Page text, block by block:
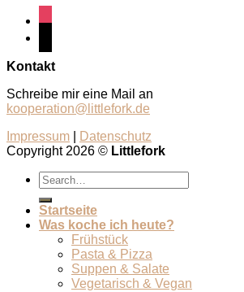
Kontakt
Schreibe mir eine Mail an
kooperation@littlefork.de
Impressum
Datenschutz
Copyright 2026 © Littlefork
Startseite
Was koche ich heute?
Frühstück
Pasta & Pizza
Suppen & Salate
Vegetarisch & Vegan